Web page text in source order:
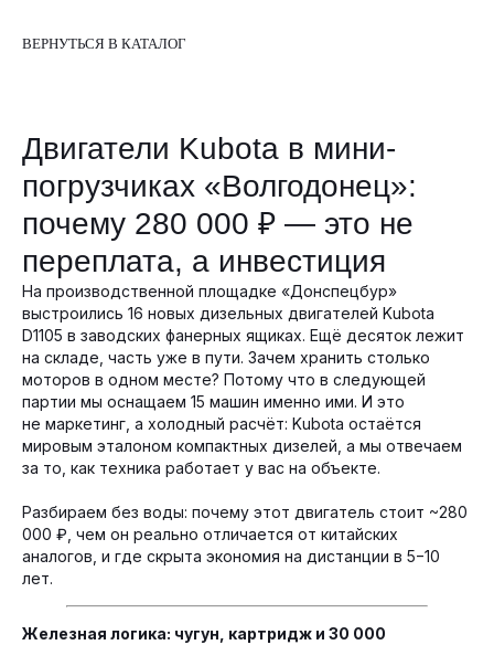
ВЕРНУТЬСЯ В КАТАЛОГ
Двигатели Kubota в мини-
погрузчиках «Волгодонец»:
почему 280 000 ₽ — это не
переплата, а инвестиция
На производственной площадке «Донспецбур»
выстроились 16 новых дизельных двигателей Kubota
D1105 в заводских фанерных ящиках. Ещё десяток лежит
на складе, часть уже в пути. Зачем хранить столько
моторов в одном месте? Потому что в следующей
партии мы оснащаем 15 машин именно ими. И это
не маркетинг, а холодный расчёт: Kubota остаётся
мировым эталоном компактных дизелей, а мы отвечаем
за то, как техника работает у вас на объекте.
Разбираем без воды: почему этот двигатель стоит ~280
000 ₽, чем он реально отличается от китайских
аналогов, и где скрыта экономия на дистанции в 5−10
лет.
Железная логика: чугун, картридж и 30 000